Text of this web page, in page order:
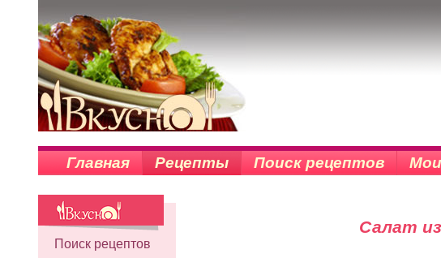
Главная Рецепты Поиск рецептов
Поиск рецептов
Салат